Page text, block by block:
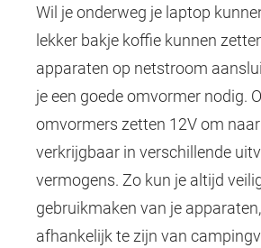
Wil je onderweg je laptop
lekker bakje koffie kunnen
apparaten op netstroom
je een goede omvormer nodig.
omvormers zetten 12V om
verkrijgbaar in verschillende
vermogens. Zo kun je altijd
gebruikmaken van je
afhankelijk te zijn van